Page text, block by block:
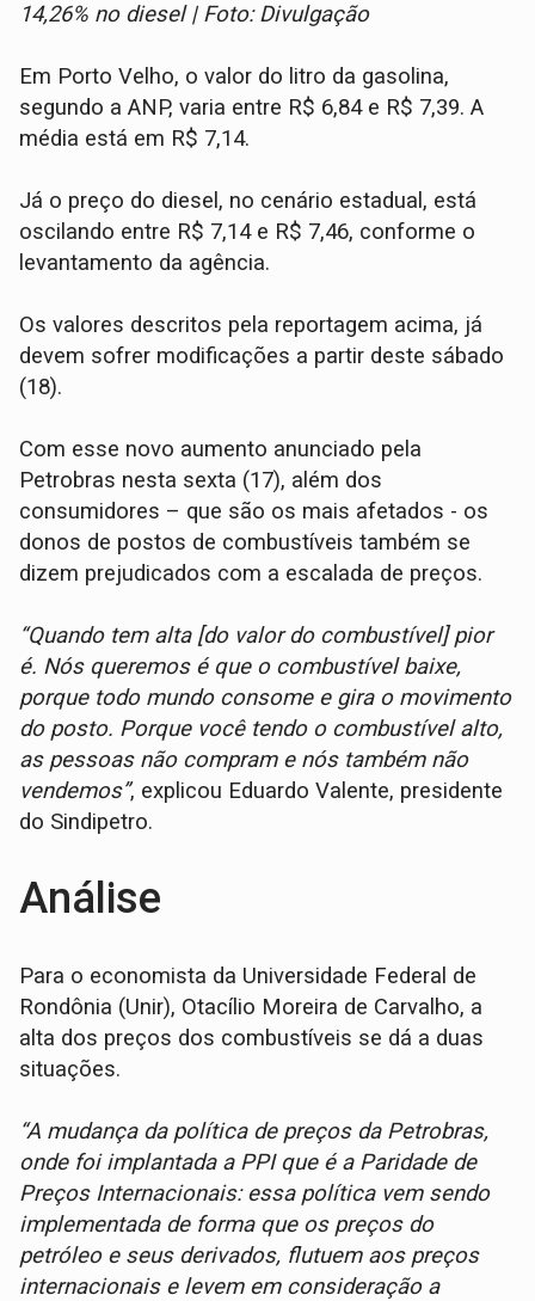
14,26% no diesel | Foto: Divulgação
Em Porto Velho, o valor do litro da gasolina,
segundo a ANP, varia entre R$ 6,84 e R$ 7,39. A
média está em R$ 7,14.
Já o preço do diesel, no cenário estadual, está
oscilando entre R$ 7,14 e R$ 7,46, conforme o
levantamento da agência.
Os valores descritos pela reportagem acima, já
devem sofrer modificações a partir deste sábado
(18).
Com esse novo aumento anunciado pela
Petrobras nesta sexta (17), além dos
consumidores – que são os mais afetados - os
donos de postos de combustíveis também se
dizem prejudicados com a escalada de preços.
“Quando tem alta [do valor do combustível] pior
é. Nós queremos é que o combustível baixe,
porque todo mundo consome e gira o movimento
do posto. Porque você tendo o combustível alto,
as pessoas não compram e nós também não
vendemos”, explicou Eduardo Valente, presidente
do Sindipetro.
Análise
Para o economista da Universidade Federal de
Rondônia (Unir), Otacílio Moreira de Carvalho, a
alta dos preços dos combustíveis se dá a duas
situações.
“A mudança da política de preços da Petrobras,
onde foi implantada a PPI que é a Paridade de
Preços Internacionais: essa política vem sendo
implementada de forma que os preços do
petróleo e seus derivados, flutuem aos preços
internacionais e levem em consideração a